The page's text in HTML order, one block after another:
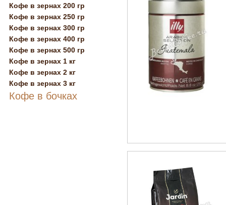
Кофе в зернах 200 гр
Кофе в зернах 250 гр
Кофе в зернах 300 гр
Кофе в зернах 400 гр
Кофе в зернах 500 гр
Кофе в зернах 1 кг
Кофе в зернах 2 кг
Кофе в зернах 3 кг
Кофе в бочках